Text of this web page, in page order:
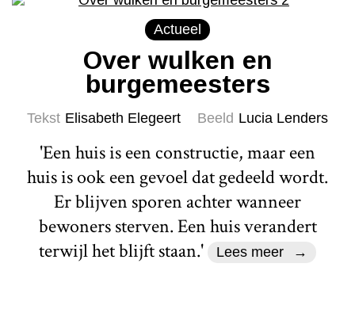
Actueel
Over wulken en
burgemeesters
Tekst Elisabeth Elegeert Beeld Lucia Lenders
'Een huis is een constructie, maar een
huis is ook een gevoel dat gedeeld wordt.
Er blijven sporen achter wanneer
bewoners sterven. Een huis verandert
terwijl het blijft staan.'
Lees meer